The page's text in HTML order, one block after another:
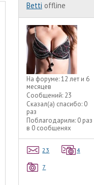
Betti offline
На форуме:12 лет и 6
месяцев
Сообщений: 23
Сказал(а) спасибо: 0
раз
Поблагодарили: 0 раз
в 0 сообщенях
23 4
7